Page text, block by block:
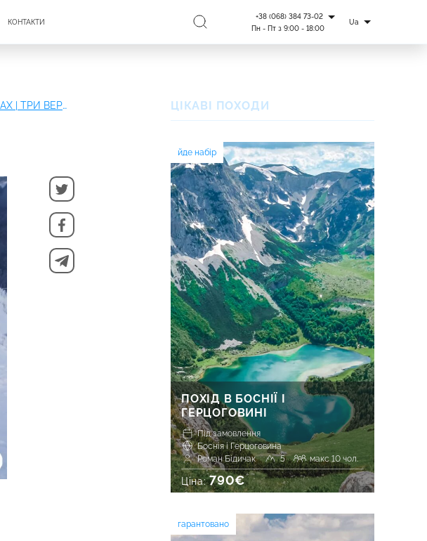
КОНТАКТИ
+38 (068) 384 73-02
Пн - Пт з 9:00 - 18:00
Ua
ЗИМОВИЙ ПОХІД ПО МАРМАРОСАХ | ТРИ ВЕРШИНИ ЦІКАВІ ПОХОДИ
йде набір
ПОХІД В БОСНІЇ І
ГЕРЦОГОВИНІ
Під замовлення
Боснія і Герцоговина
Роман Бідичак
5 макс 10 чол.
Ціна:790€
гарантовано